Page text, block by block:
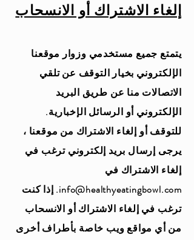
إلغاء الاشتراك أو الانسحاب
يتمتع جميع مستخدمي وزوار موقعنا
الإلكتروني بخيار التوقف عن تلقي
الاتصالات منا عن طريق البريد
الإلكتروني أو الرسائل الإخبارية.
للتوقف أو إلغاء الاشتراك من موقعنا ،
يرجى إرسال بريد إلكتروني ترغب في
إلغاء الاشتراك في
info@healthyeatingbowl.com. إذا كنت
ترغب في إلغاء الاشتراك أو الانسحاب
من أي مواقع ويب خاصة بأطراف أخرى